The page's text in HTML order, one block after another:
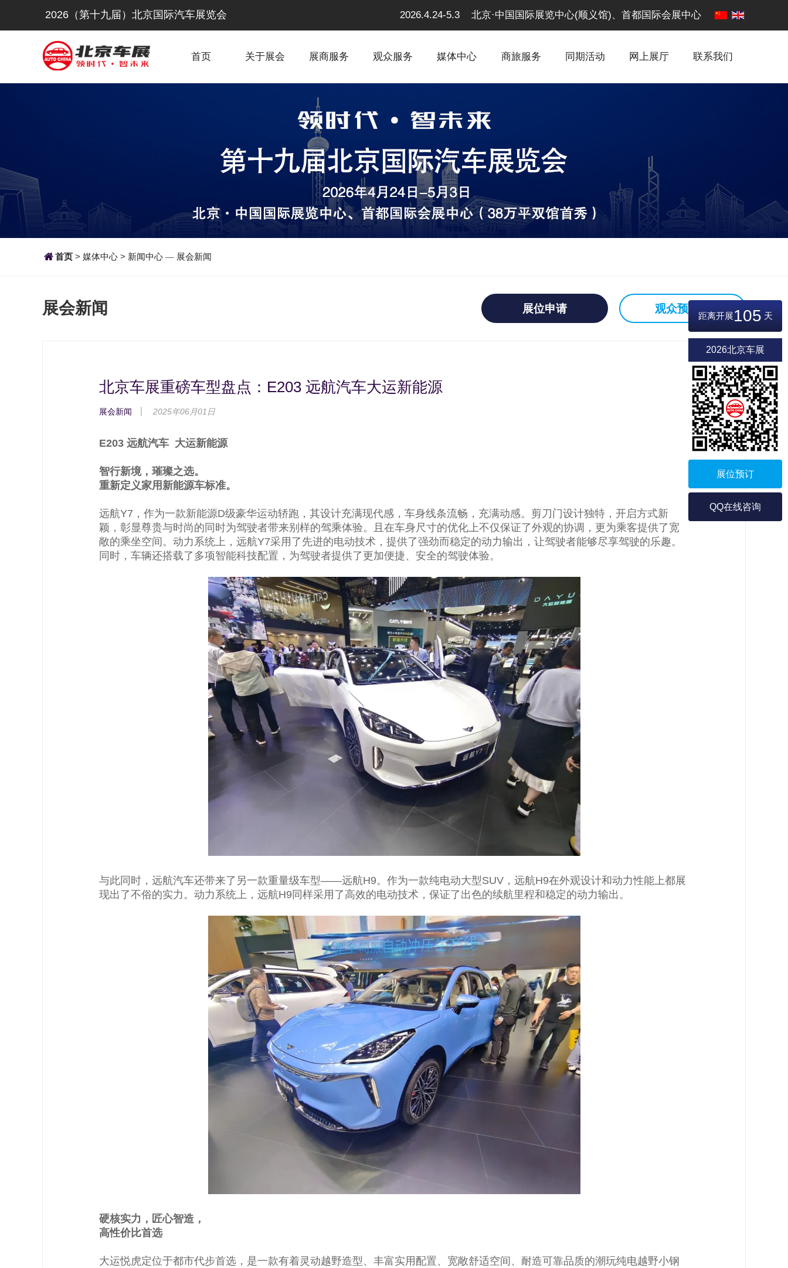
2026（第十九届）北京国际汽车展览会 2026.4.24-5.3 北京·中国国际展览中心(顺义馆)、首都国际会展中心
首页 关于展会 展商服务 观众服务 媒体中心 商旅服务 同期活动 网上展厅 联系我们
距离开展105 天
2026北京车展
展位预订
QQ在线咨询
首页 > 媒体中心 > 新闻中心 — 展会新闻
展会新闻 展位申请 观众预登记
北京车展重磅车型盘点：E203 远航汽车大运新能源
展会新闻 2025年06月01日
E203 远航汽车 大运新能源
智行新境，璀璨之选。
重新定义家用新能源车标准。
远航Y7，作为一款新能源D级豪华运动轿跑，其设计充满现代感，车身线条流畅，充满动感。剪刀门设计独特，开启方式新
颖，彰显尊贵与时尚的同时为驾驶者带来别样的驾乘体验。且在车身尺寸的优化上不仅保证了外观的协调，更为乘客提供了宽
敞的乘坐空间。动力系统上，远航Y7采用了先进的电动技术，提供了强劲而稳定的动力输出，让驾驶者能够尽享驾驶的乐趣。
同时，车辆还搭载了多项智能科技配置，为驾驶者提供了更加便捷、安全的驾驶体验。
与此同时，远航汽车还带来了另一款重量级车型——远航H9。作为一款纯电动大型SUV，远航H9在外观设计和动力性能上都展
现出了不俗的实力。动力系统上，远航H9同样采用了高效的电动技术，保证了出色的续航里程和稳定的动力输出。
硬核实力，匠心智造，
高性价比首选
大运悦虎定位于都市代步首选，是一款有着灵动越野造型、丰富实用配置、宽敞舒适空间、耐造可靠品质的潮玩纯电越野小钢